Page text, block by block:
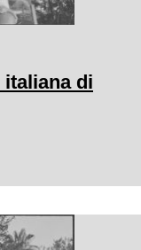
italiana di